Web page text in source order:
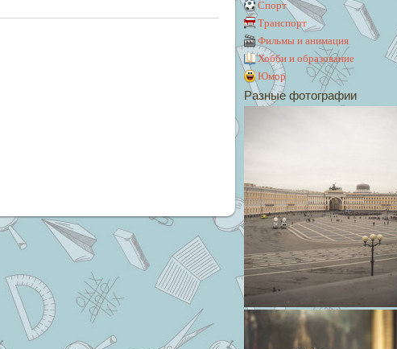
Спорт
Транспорт
Фильмы и анимация
Хобби и образование
Юмор
Разные фотографии